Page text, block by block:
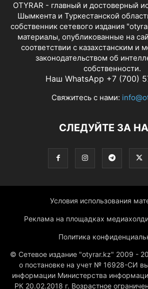
OTYRAR - главный и достоверный
Шымкента и Туркестанской
собственник сетевого издания
материалы, опубликованные на
соответствии с казахстанским и
законодательством об
собственности.
Наш WhatsApp +7 (700)
Свяжитесь с нами:
СЛЕДУЙТЕ ЗА
Условия использования
Реклама на площадках
Политика
© Сетевое издание "otyrar.kz" 2009 -
о постановке на учет № 16928-СИ
информации Министерства
РК 20.02.2018 г. Возрастное